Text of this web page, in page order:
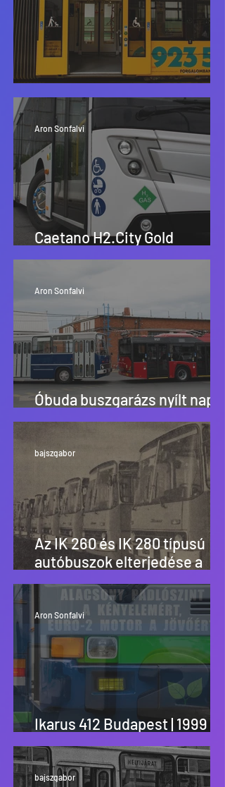
20 év Combinóval
Caetano H2.City Gold
tesztvezetés
Aron Sonfalvi
Óbuda buszgarázs nyílt nap
(2026)
Aron Sonfalvi
Az IK 260 és IK 280 típusú
autóbuszok elterjedése a
magyar városokban
bajszgabor
Ikarus 412 Budapest | 1999 –
2025
Aron Sonfalvi
bajszgabor